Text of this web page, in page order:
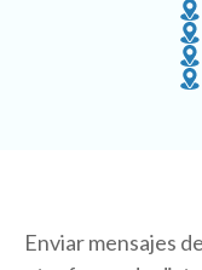
Enviar mensajes